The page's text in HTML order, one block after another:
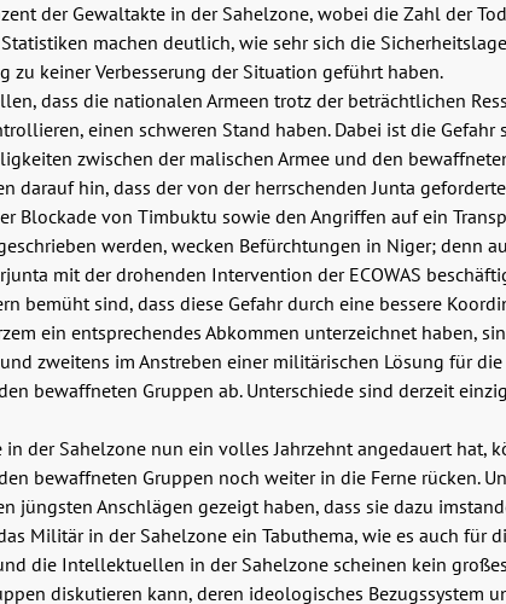
der Gewaltakte in der Sahelzone, wobei die Zahl der
machen deutlich, wie sehr sich die
zu keiner Verbesserung der Situation geführt haben.
dass die nationalen Armeen trotz der beträchtlichen
einen schweren Stand haben. Dabei ist die
zwischen der malischen Armee und den
darauf hin, dass der von der herrschenden Junta
Blockade von Timbuktu sowie den Angriffen auf ein
werden, wecken Befürchtungen in Niger;
mit der drohenden Intervention der ECOWAS
bemüht sind, dass diese Gefahr durch eine bessere
ein entsprechendes Abkommen unterzeichnet haben,
zweitens im Anstreben einer militärischen Lösung für
bewaffneten Gruppen ab. Unterschiede sind derzeit
in der Sahelzone nun ein volles Jahrzehnt angedauert
bewaffneten Gruppen noch weiter in die Ferne rücken.
jüngsten Anschlägen gezeigt haben, dass sie dazu
Militär in der Sahelzone ein Tabuthema, wie es auch für
die Intellektuellen in der Sahelzone scheinen kein
diskutieren kann, deren ideologisches Bezugssystem